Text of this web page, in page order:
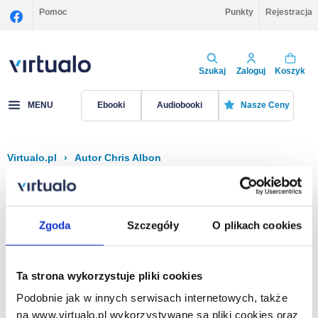
Zgoda Szczegóły O plikach cookies
Ta strona wykorzystuje pliki cookies
Podobnie jak w innych serwisach internetowych, także
na www.virtualo.pl wykorzystywane są pliki cookies oraz
Pomoc Punkty Rejestracja
Szukaj Zaloguj Koszyk
MENU Ebooki Audiobooki Nasze Ceny
Virtualo.pl › Autor Chris Albon
Filtruj Sortuj
Na stronie